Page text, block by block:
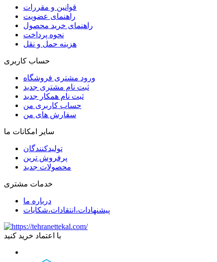
قوانین و مقررات
راهنمای عضویت
راهنمای خرید محصول
نحوه پرداخت
هزینه حمل و نقل
حساب کاربری
ورود مشتری فروشگاه
ثبت نام مشتری جدید
ثبت نام همکار جدید
حساب کاربری من
سفارش های من
سایر امکانات ما
تولیدکنندگان
پرفروش ترین
محصولات جدید
خدمات مشتری
درباره ما
پیشنهادات،انتقادات،شکایات
با اعتماد خرید کنید